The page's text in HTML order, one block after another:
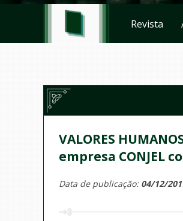
Revista
VALORES
empresa CONJEL
Data de publicação: 04/12/